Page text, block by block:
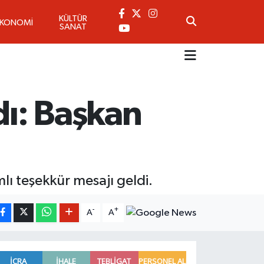
KÜLTÜR
SANAT
Başkan
teşekkür mesajı geldi.
A- A+